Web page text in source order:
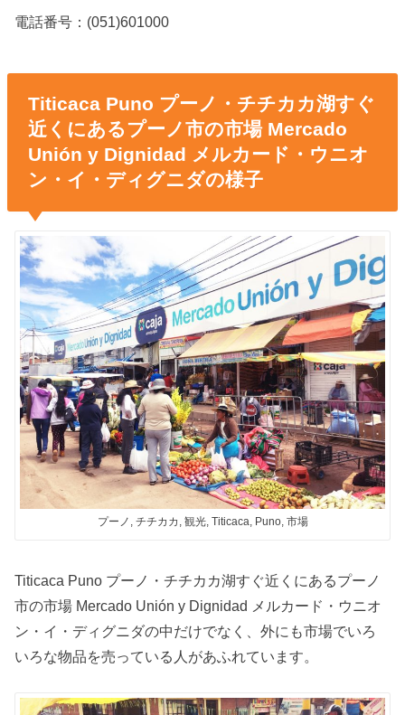
電話番号：(051)601000
Titicaca Puno プーノ・チチカカ湖すぐ
近くにあるプーノ市の市場 Mercado
Unión y Dignidad メルカード・ウニオ
ン・イ・ディグニダの様子
プーノ, チチカカ, 観光, Titicaca, Puno, 市場
Titicaca Puno プーノ・チチカカ湖すぐ近くにあるプーノ
市の市場 Mercado Unión y Dignidad メルカード・ウニオ
ン・イ・ディグニダの中だけでなく、外にも市場でいろ
いろな物品を売っている人があふれています。